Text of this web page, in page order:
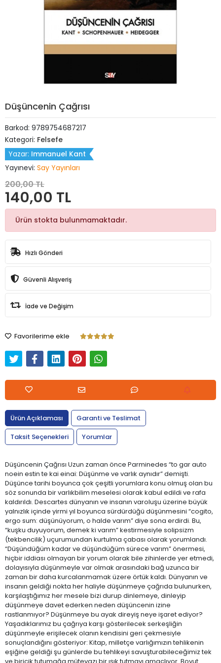
Düşüncenin Çağrısı
Barkod: 9789754687217
Kategori: Felsefe
Yazar: Immanuel Kant
Yayınevi: Say Yayınları
200,00 TL
140,00 TL
Ürün stokta bulunmamaktadır.
Hızlı Gönderi
Güvenli Alışveriş
İade ve Değişim
Favorilerime ekle
Ürün Açıklaması
Garanti ve Teslimat
Taksit Seçenekleri
Yorumlar
Düşüncenin Çağrısı Uzun zaman önce Parminedes “to gar auto
noein estin te kai einai: Düşünme ve varlık aynıdır” demişti.
Düşünce tarihi boyunca çok çeşitli yorumlara konu olmuş olan bu
söz sonunda bir varlıkbilim meselesi olarak kabul edildi ve rafa
kaldırıldı. Descartes dünyanın ve insanın varoluşu üzerine büyük
yalnızlık içinde yirmi yıl boyunca sürdürdüğü düşünmesini “cogito,
ergo sum: düşünüyorum, o halde varım” diye sona erdirdi. Bu,
“kuşku duyuyorum, demek ki varım” kestirmesiyle solipsizm
(tekbencilik) uçurumundan kurtulma çabası olarak yorumlandı.
“Düşündüğüm kadar ve düşündüğüm sürece varım” önermesi,
hiçbir iddiası olmayan bir yorum olarak bile zihinlerde yer etmedi,
dolayısıyla düşünmeyle var olmak arasındaki bağ uzunca bir
zaman bir daha kurcalanmamak üzere örtük kaldı. Dünyanın ve
insanın geldiği nokta her haliyle düşünmeye çağrıda bulunurken,
karşılaştığımız her mesele bizi durup dinlemeye, dinleyip
düşünmeye davet ederken neden düşüncenin izine
rastlanmıyor? Düşünmeye bu ayak direyiş neye işaret ediyor?
Yaşadıklarımız bu çağrıya karşı gösterilecek serkeşliğin
düşünmeyle erişilecek olanın kendisini geri çekmesiyle
sonuçlandığını gösteriyor: Kitap, milletçe varlığımızın tehlikenin
eşiğine geldiği şu günlerde bu tehlikeyi savuşturabileceğimiz tek